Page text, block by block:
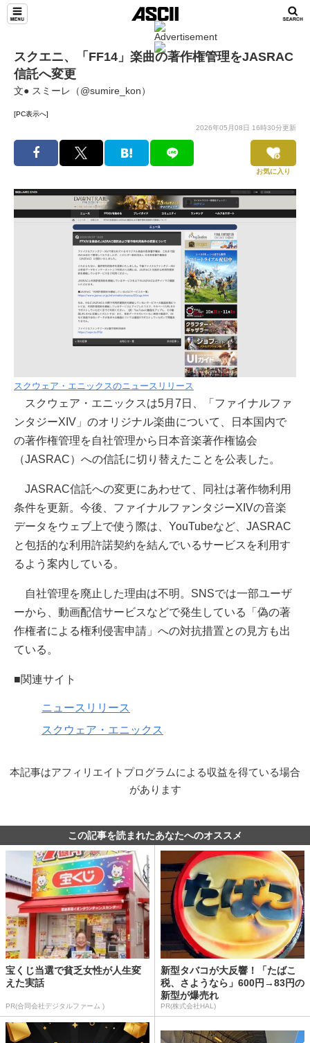
スクエニ、「FF14」楽曲の著作権管理をJASRAC
信託へ変更
文● スミーレ（@sumire_kon）
[PC表示へ]
2026年05月08日 16時30分更新
お気に入り
スクウェア・エニックスのニュースリリース
スクウェア・エニックスは5月7日、「ファイナルファ
ンタジーXIV」のオリジナル楽曲について、日本国内で
の著作権管理を自社管理から日本音楽著作権協会
（JASRAC）への信託に切り替えたことを公表した。
JASRAC信託への変更にあわせて、同社は著作物利用
条件を更新。今後、ファイナルファンタジーXIVの音楽
データをウェブ上で使う際は、YouTubeなど、JASRAC
と包括的な利用許諾契約を結んでいるサービスを利用す
るよう案内している。
自社管理を廃止した理由は不明。SNSでは一部ユーザ
ーから、動画配信サービスなどで発生している「偽の著
作権者による権利侵害申請」への対抗措置との見方も出
ている。
■関連サイト
ニュースリリース
スクウェア・エニックス
本記事はアフィリエイトプログラムによる収益を得ている場合
があります
この記事を読まれたあなたへのオススメ
宝くじ当選で貧乏女性が人生変
えた実話
PR(合同会社デジタルファーム )
新型タバコが大反響！「たばこ
税、さようなら」600円→83円の
新型が爆売れ
PR(株式会社HAL)